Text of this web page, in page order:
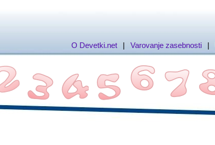
O Devetki.net | Varovanje zasebnosti |